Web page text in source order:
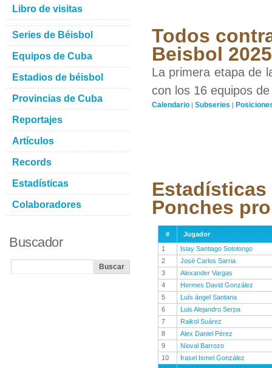
Todos
Beisbol
La primera etapa de
con los 16 equipos
Calendario | Subseries |
Ponches
#
Jugador
1
Islay Santiago Sotolongo
2
José Carlos Sarria
3
Alexander Vargas
4
Hermes David González
5
Luís ángel Santana
6
Luis Alejandro Serpa
7
Raikol Suárez
8
Alex Daniel Pérez
9
Nioval Barrozo
10
Irasel Ismel González
Libro de visitas
Series de Béisbol
Equipos de Cuba
Estadios de béisbol
Provincias de Cuba
Reportajes
Artículos
Records
Estadísticas
Colaboradores
Buscador